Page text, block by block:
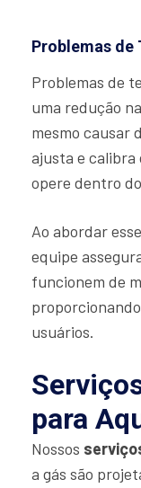
Problemas de
Problemas de
uma redução
mesmo causar
ajusta e
opere dentro
Ao abordar
equipe
funcionem de
usuários.
para
Nossos
a gás são